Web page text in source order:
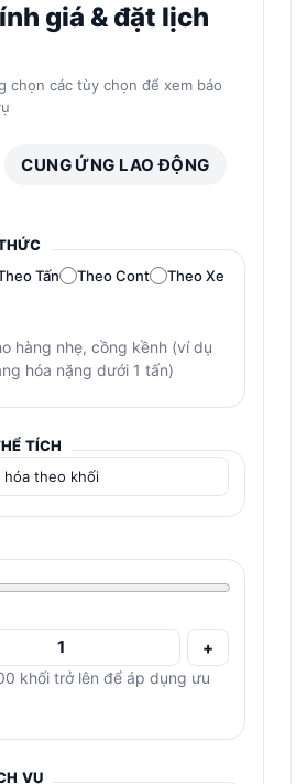
giá & đặt lịch
chọn các tùy chọn để xem báo
CUNG ỨNG LAO ĐỘNG
Tấn Theo Cont Theo Xe
hàng nhẹ, cồng kềnh (ví dụ
hóa nặng dưới 1 tấn)
TÍCH
+
khối trở lên để áp dụng ưu
VỤ